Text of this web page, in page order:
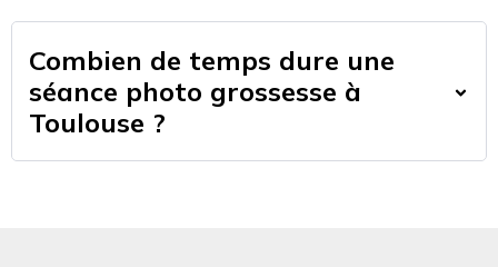
Combien de temps dure une
séance photo grossesse à
Toulouse ?